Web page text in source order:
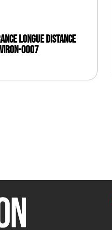
longue distance
0007